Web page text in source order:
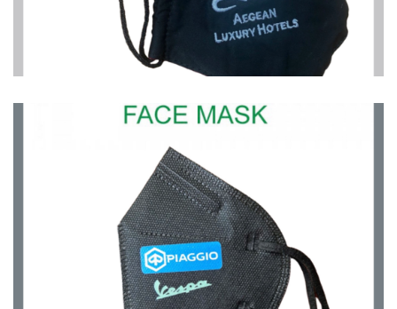
Μάσκες